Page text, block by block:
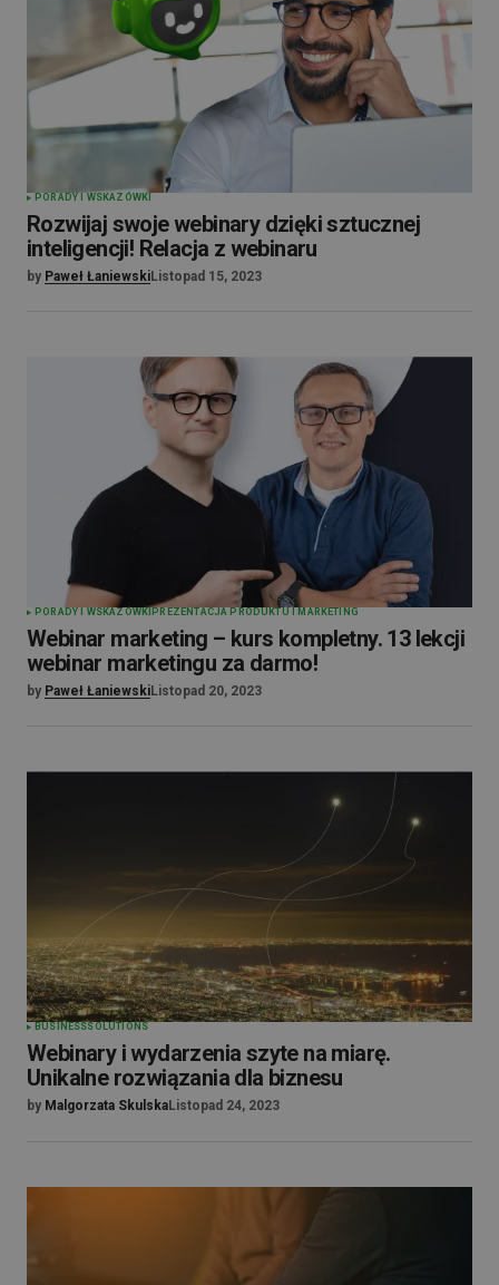
PORADY I WSKAZÓWKI
Rozwijaj swoje webinary dzięki sztucznej
inteligencji! Relacja z webinaru
by Paweł ŁaniewskiListopad 15, 2023
PORADY I WSKAZÓWKI PREZENTACJA PRODUKTU I MARKETING
Webinar marketing – kurs kompletny. 13 lekcji
webinar marketingu za darmo!
by Paweł ŁaniewskiListopad 20, 2023
BUSINESSSOLUTIONS
Webinary i wydarzenia szyte na miarę.
Unikalne rozwiązania dla biznesu
by Malgorzata SkulskaListopad 24, 2023